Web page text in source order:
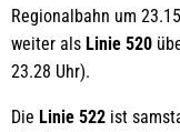
Regionalbahn um
weiter als Linie 520
23.28 Uhr).
Die Linie 522 ist